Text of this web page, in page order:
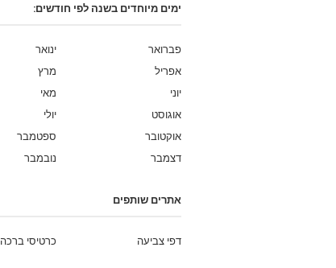
ימים מיוחדים בשנה לפי חודשים:
ינואר
פברואר
מרץ
אפריל
מאי
יוני
יולי
אוגוסט
ספטמבר
אוקטובר
נובמבר
דצמבר
אתרים שותפים
כרטיסי ברכה דפי צביעה